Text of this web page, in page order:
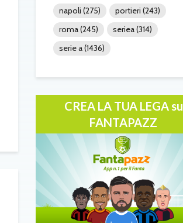
napoli (275) portieri (243)
roma(245) seriea(314)
serie a(1436)
CREA LA TUA LEGA su
FANTAPAZZ